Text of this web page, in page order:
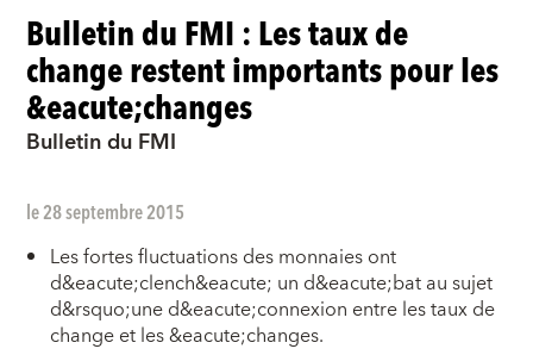
Bulletin du FMI : Les taux de
change restent importants pour les
&eacute;changes
Bulletin du FMI
le 28 septembre 2015
Les fortes fluctuations des monnaies ont
d&eacute;clench&eacute; un d&eacute;bat au sujet
d&rsquo;une d&eacute;connexion entre les taux de
change et les &eacute;changes.